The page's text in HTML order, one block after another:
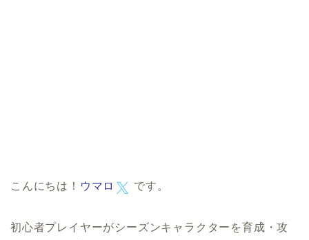
こんにちは！ ウマロ です。
初心者プレイヤーがシーズンキャラクターを育成・攻